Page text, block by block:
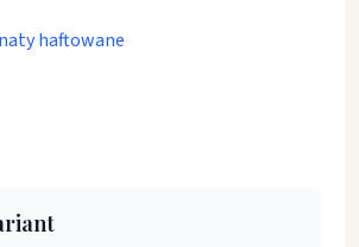
haftowane